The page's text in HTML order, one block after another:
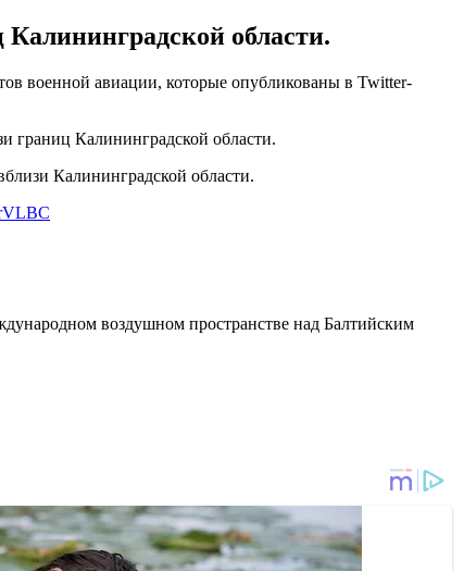
области.
военной авиации, которые опубликованы в Twitter-
границ Калининградской области.
Калининградской области.
воздушном пространстве над Балтийским